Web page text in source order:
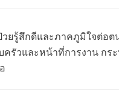
วยรู้สึกดีและภาคภูมิใจต่อ
รัวและหน้าที่การงาน กร